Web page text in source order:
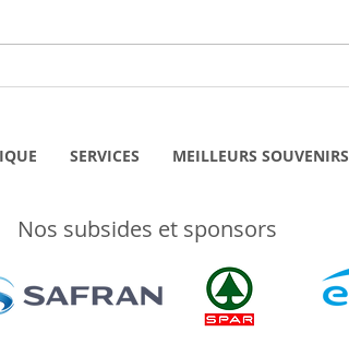
vous... Belma, à la Fleur des
SERVICES MEILLEURS SOUVENIRS
Nos subsides et sponsors